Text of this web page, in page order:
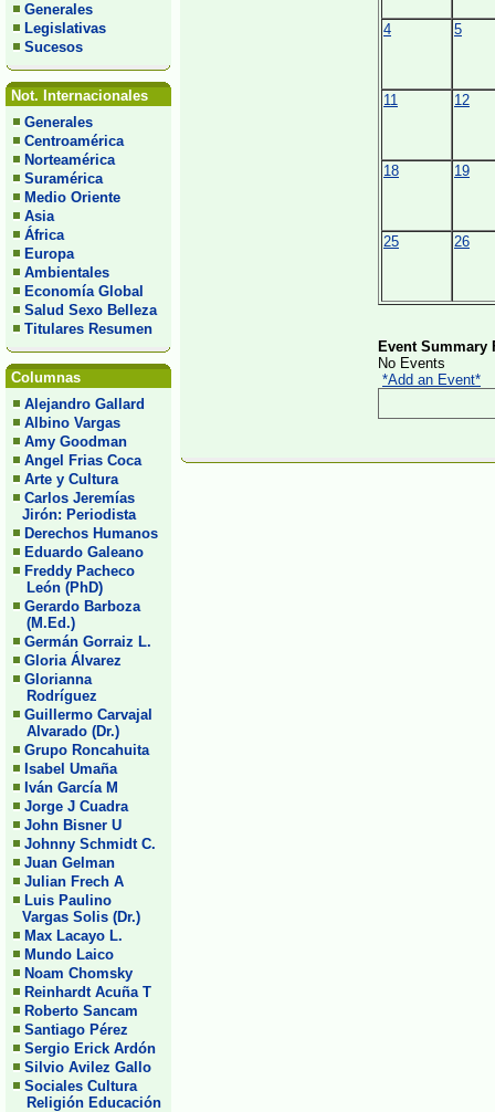
Generales
Legislativas
Sucesos
Not. Internacionales
Generales
Centroamérica
Norteamérica
Suramérica
Medio Oriente
Asia
África
Europa
Ambientales
Economía Global
Salud Sexo Belleza
Titulares Resumen
Columnas
Alejandro Gallard
Albino Vargas
Amy Goodman
Angel Frias Coca
Arte y Cultura
Carlos Jeremías
Jirón: Periodista
Derechos Humanos
Eduardo Galeano
Freddy Pacheco
León (PhD)
Gerardo Barboza
(M.Ed.)
Germán Gorraiz L.
Gloria Álvarez
Glorianna
Rodríguez
Guillermo Carvajal
Alvarado (Dr.)
Grupo Roncahuita
Isabel Umaña
Iván García M
Jorge J Cuadra
John Bisner U
Johnny Schmidt C.
Juan Gelman
Julian Frech A
Luis Paulino
Vargas Solis (Dr.)
Max Lacayo L.
Mundo Laico
Noam Chomsky
Reinhardt Acuña T
Roberto Sancam
Santiago Pérez
Sergio Erick Ardón
Silvio Avilez Gallo
Sociales Cultura
Religión Educación
4 5
11 12
18 19
25 26
Event Summary
No Events
*Add an Event*